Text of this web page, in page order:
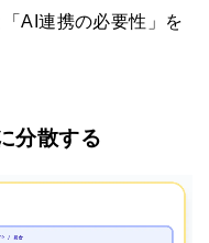
AI連携の必要性」を
分散する